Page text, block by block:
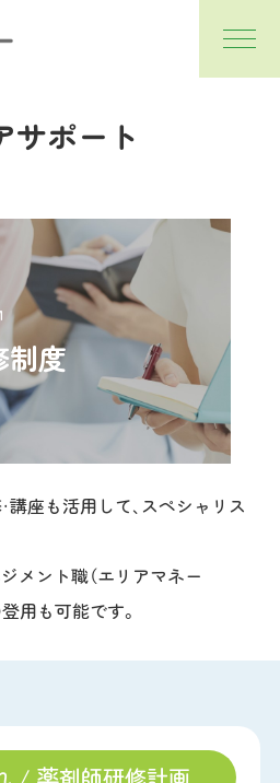
サポート
制度
講座も活用して、スペシャリス
メント職（エリアマネー
用も可能です。